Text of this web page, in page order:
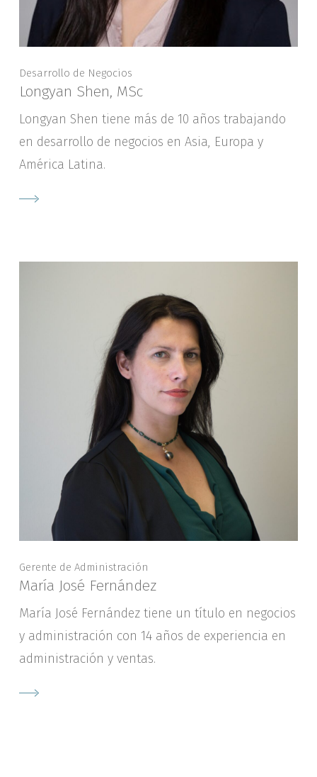
Desarrollo de Negocios
Longyan Shen, MSc
Longyan Shen tiene más de 10 años trabajando
en desarrollo de negocios en Asia, Europa y
América Latina.
Gerente de Administración
María José Fernández
María José Fernández tiene un título en negocios
y administración con 14 años de experiencia en
administración y ventas.